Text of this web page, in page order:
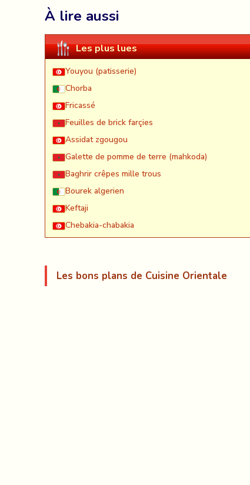
À lire aussi
Les plus lues
Youyou (patisserie)
Chorba
Fricassé
Feuilles de brick farçies
Assidat zgougou
Galette de pomme de terre (mahkoda)
Baghrir crêpes mille trous
Bourek algerien
Keftaji
Chebakia-chabakia
Les bons plans de Cuisine Orientale